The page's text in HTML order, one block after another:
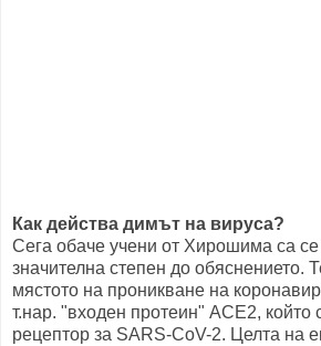
Как действа димът на вируса?
Сега обаче учени от Хирошима са
значителна степен до обяснението.
мястото на проникване на
т.нар. "входен протеин" ACE2, който
рецептор за SARS-CoV-2. Целта на